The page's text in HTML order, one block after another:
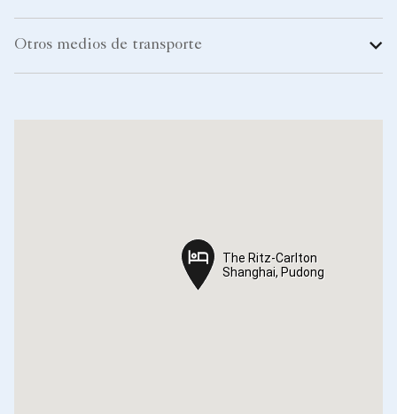
Otros medios de transporte
The Ritz-Carlton
Shanghai, Pudong
The Ritz-Carlton
Shanghai, Pudong